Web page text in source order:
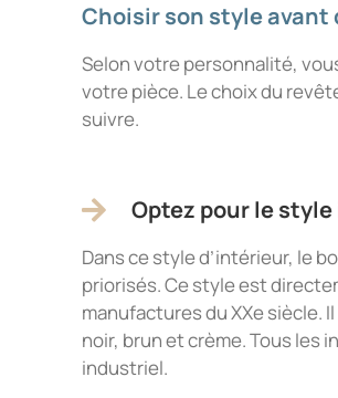
Choisir son style
Selon votre personnalité,
votre pièce. Le choix du
suivre.
Optez pour le
Dans ce style d’intérieur, le
priorisés. Ce style est
manufactures du XXe siècle.
noir, brun et crème. Tous les
industriel.